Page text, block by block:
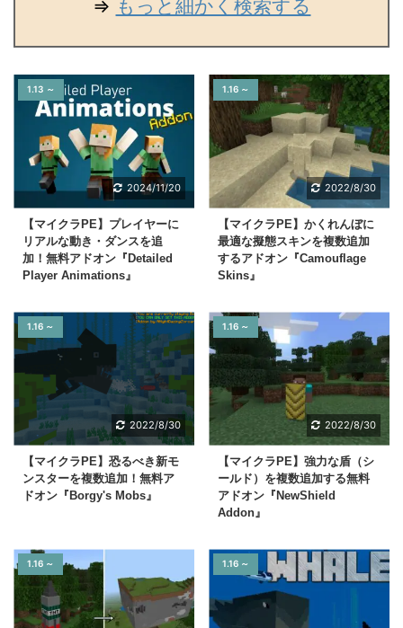
⇒ もっと細かく検索する
1.13 ～
2024/11/20
【マイクラPE】プレイヤーに
リアルな動き・ダンスを追
加！無料アドオン『Detailed
Player Animations』
1.16 ～
2022/8/30
【マイクラPE】かくれんぼに
最適な擬態スキンを複数追加
するアドオン『Camouflage
Skins』
1.16 ～
2022/8/30
【マイクラPE】恐るべき新モ
ンスターを複数追加！無料ア
ドオン『Borgy's Mobs』
1.16 ～
2022/8/30
【マイクラPE】強力な盾（シ
ールド）を複数追加する無料
アドオン『NewShield
Addon』
1.16 ～ 1.16 ～